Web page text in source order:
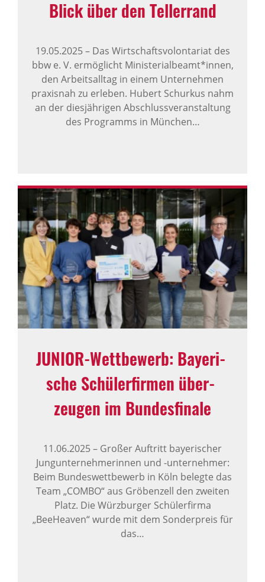
Blick über den Teller­rand
19.05.2025–Das Wirtschaftsvolontariat des
bbw e. V. ermöglicht Ministerialbeamt*innen,
den Arbeitsalltag in einem Unternehmen
praxisnah zu erleben. Hubert Schurkus nahm
an der diesjährigen Abschlussveranstaltung
des Programms in München…
JUNIOR-Wett­be­werb: Baye­ri­
sche Schü­ler­firmen über­
zeugen im Bundes­fi­nale
11.06.2025– Großer Auftritt bayerischer
Jungunternehmerinnen und -unternehmer:
Beim Bundeswettbewerb in Köln belegte das
Team „COMBO“ aus Gröbenzell den zweiten
Platz. Die Würzburger Schülerfirma
„BeeHeaven“ wurde mit dem Sonderpreis für
das…